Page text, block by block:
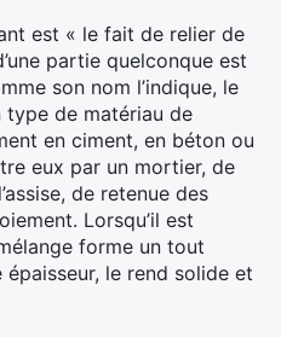
est « le fait de relier de
partie quelconque est
son nom l’indique, le
type de matériau de
en ciment, en béton ou
eux par un mortier, de
de retenue des
Lorsqu’il est
forme un tout
le rend solide et